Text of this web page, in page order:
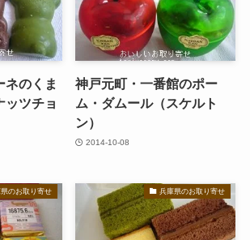
ネのくま
ッツチョ
神戸元町・一番館のポー
ム・ダムール（スケルト
ン）
2014-10-08
のお取り寄せ 兵庫県のお取り寄せ